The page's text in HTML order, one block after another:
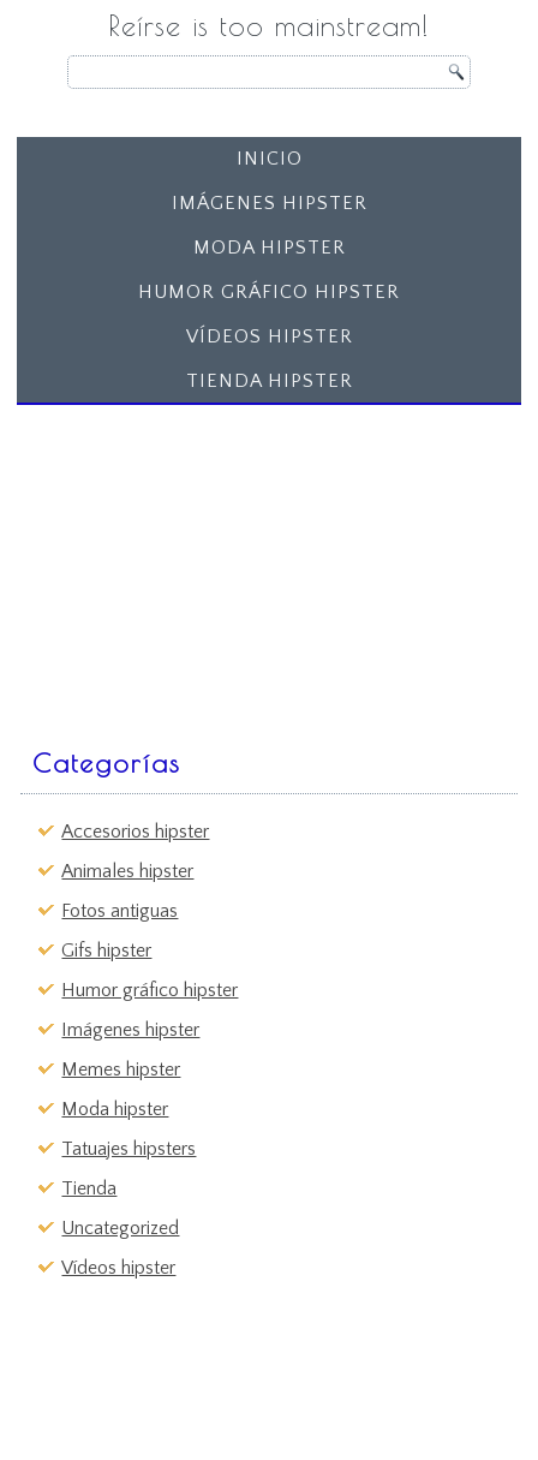
Reírse is too mainstream!
INICIO
IMÁGENES HIPSTER
MODA HIPSTER
HUMOR GRÁFICO HIPSTER
VÍDEOS HIPSTER
TIENDA HIPSTER
Categorías
Accesorios hipster
Animales hipster
Fotos antiguas
Gifs hipster
Humor gráfico hipster
Imágenes hipster
Memes hipster
Moda hipster
Tatuajes hipsters
Tienda
Uncategorized
Vídeos hipster